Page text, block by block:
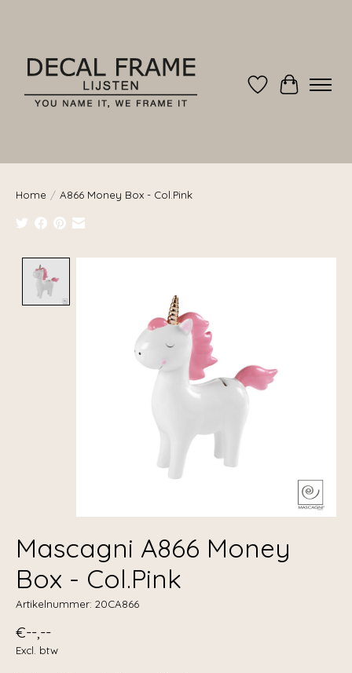
Verlanglijst
Home / A866 Money Box - Col.Pink
Mascagni A866 Money
Box - Col.Pink
Artikelnummer: 20CA866
€--,--
Excl. btw